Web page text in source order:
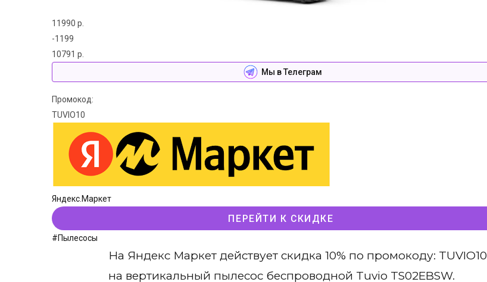
11990 р.
-1199
10791 р.
Мы в Телеграм
Промокод:
TUVIO10
Яндекс.Маркет
ПЕРЕЙТИ К СКИДКЕ
#Пылесосы
На Яндекс Маркет действует скидка 10% по промокоду: TUVIO10
на вертикальный пылесос беспроводной Tuvio TS02EBSW.